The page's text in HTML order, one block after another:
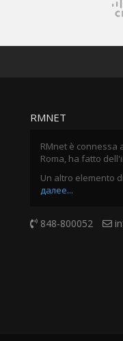
RMNET
RMnet è connessa
Roma, ha fatto
Un altro elemento
далее...
848-800052